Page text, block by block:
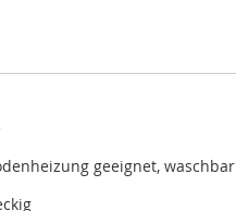
geeignet, waschbar